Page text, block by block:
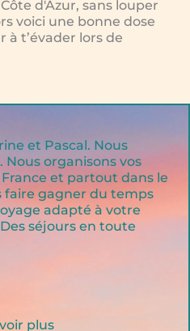
d'Azur, sans louper
voici une bonne dose
à t’évader lors de
et Pascal. Nous
Nous organisons vos
et partout dans le
faire gagner du temps
adapté à votre
séjours en toute
plus